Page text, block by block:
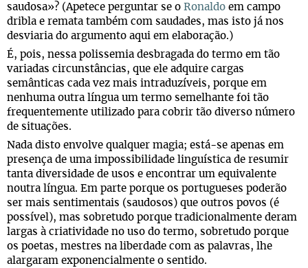
saudosa»? (Apetece perguntar se o Ronaldo em campo
dribla e remata também com saudades, mas isto já nos
desviaria do argumento aqui em elaboração.)
É, pois, nessa polissemia desbragada do termo em tão
variadas circunstâncias, que ele adquire cargas
semânticas cada vez mais intraduzíveis, porque em
nenhuma outra língua um termo semelhante foi tão
frequentemente utilizado para cobrir tão diverso número
de situações.
Nada disto envolve qualquer magia; está-se apenas em
presença de uma impossibilidade linguística de resumir
tanta diversidade de usos e encontrar um equivalente
noutra língua. Em parte porque os portugueses poderão
ser mais sentimentais (saudosos) que outros povos (é
possível), mas sobretudo porque tradicionalmente deram
largas à criatividade no uso do termo, sobretudo porque
os poetas, mestres na liberdade com as palavras, lhe
alargaram exponencialmente o sentido.